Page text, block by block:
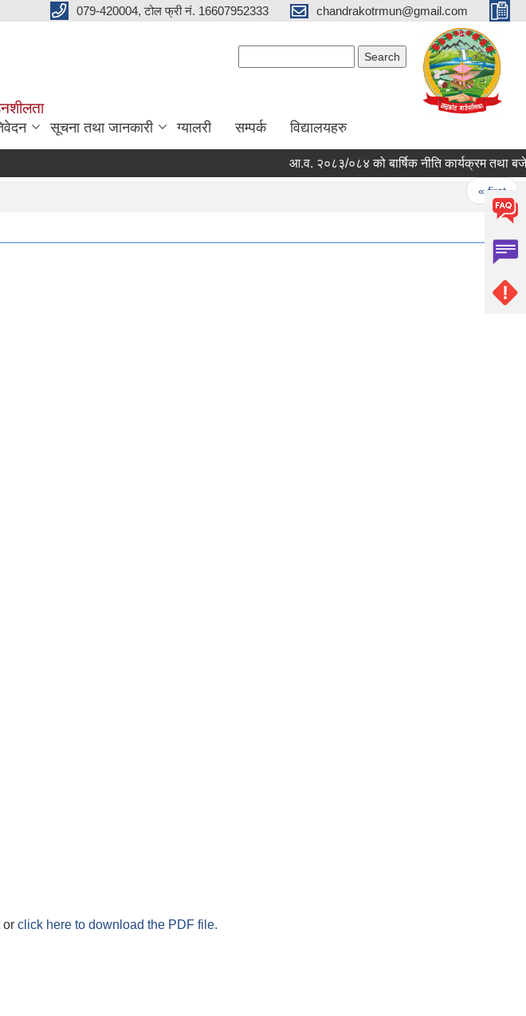
079-420004, टोल फ्री नं. 16607952333 chandrakotrmun@gmail.com
सूचना तथा जानकारी ग्यालरी सम्पर्क विद्यालयहरु
आ.व. २०८३/०८४ को बार्षिक नीति कार्यक्रम तथा
or click here to download the PDF file.